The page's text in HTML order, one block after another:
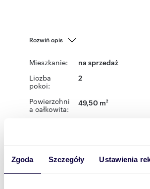
Zgoda Szczegóły Ustawienia
Rozwiń opis
Mieszkanie: na sprzedaż
Liczba
pokoi:
2
Powierzchni
a całkowita:
49,50 m2
ulica:Stefana Okrzei
Podobne oferty w tej